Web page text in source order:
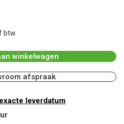
btw
winkelwagen
afspraak
leverdatum